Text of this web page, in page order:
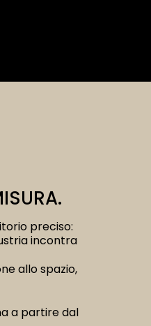
preciso:
incontra
allo spazio,
a partire dal